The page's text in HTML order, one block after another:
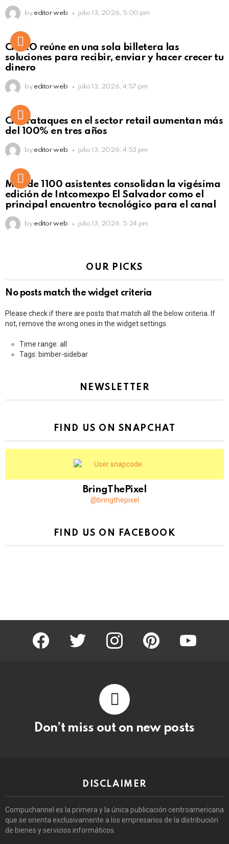
by editor web julio 13, 2026, 5:00 pm
Not Safe For Work
Click to view this post
CiNKO reúne en una sola billetera las
soluciones para recibir, enviar y hacer crecer tu
dinero
by editor web julio 13, 2026, 4:57 pm
Ciberataques en el sector retail aumentan más
del 100% en tres años
by editor web julio 13, 2026, 4:53 pm
Más de 1100 asistentes consolidan la vigésima
edición de Intcomexpo El Salvador como el
principal encuentro tecnológico para el canal
by editor web julio 13, 2026, 5:24 pm
OUR PICKS
No posts match the widget criteria
Please check if there are posts that match all the below criteria. If
not, remove the wrong ones in the widget settings.
Time range: all
Tags: bimber-sidebar
NEWSLETTER
FIND US ON SNAPCHAT
BringThePixel
@bringthepixel
FIND US ON FACEBOOK
facebook twitter instagram pinterest youtube
Don’t miss out on new posts
DISCLAIMER
Compuchannel es la primera y la única publicación centroamericana
que se orienta exclusivamente a los empresarios de la distribución
de bienes y servicios informáticos.